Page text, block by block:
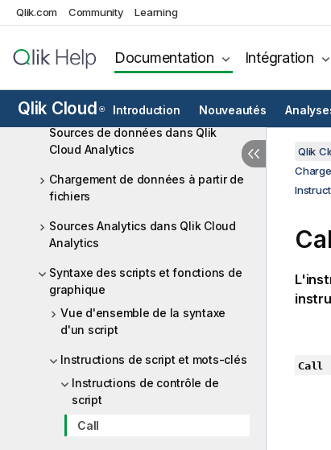
Qlik.com Community Learning
Documentation Intégration
Qlik Cloud ® Introduction Nouveautés
dans des espaces partagés
directement via Direct Query
direct
Sources de données dans Qlik
Cloud Analytics
Chargement de données à partir de
fichiers
Sources Analytics dans Qlik Cloud
Analytics
Syntaxe des scripts et fonctions de
graphique
Vue d'ensemble de la syntaxe
d'un script
Instructions de script et mots-clés
Instructions de contrôle de
script
Call
Qlik
Call